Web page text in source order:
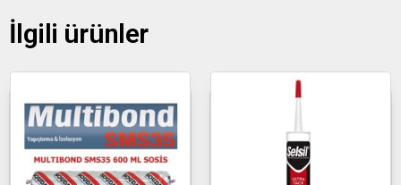
İlgili ürünler